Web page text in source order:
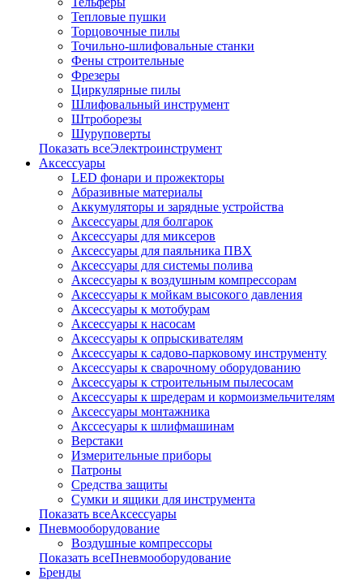
Тепловые пушки
Торцовочные пилы
Точильно-шлифовальные станки
Фены строительные
Фрезеры
Циркулярные пилы
Шлифовальный инструмент
Штроборезы
Шуруповерты
Показать всеЭлектроинструмент
Аксессуары
LED фонари и прожекторы
Абразивные материалы
Аккумуляторы и зарядные устройства
Аксессуары для болгарок
Аксессуары для миксеров
Аксессуары для паяльника ПВХ
Аксессуары для системы полива
Аксессуары к воздушным компрессорам
Аксессуары к мойкам высокого давления
Аксессуары к мотобурам
Аксессуары к насосам
Аксессуары к опрыскивателям
Аксессуары к садово-парковому инструменту
Аксессуары к сварочному оборудованию
Аксессуары к строительным пылесосам
Аксессуары к шредерам и кормоизмельчителям
Аксессуары монтажника
Акссесуары к шлифмашинам
Верстаки
Измерительные приборы
Патроны
Средства защиты
Сумки и ящики для инструмента
Показать всеАксессуары
Пневмооборудование
Воздушные компрессоры
Показать всеПневмооборудование
Бренды